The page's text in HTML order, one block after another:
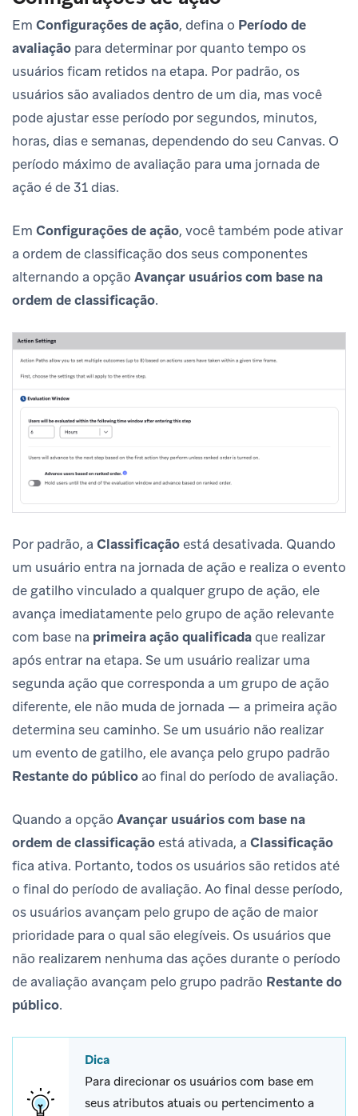
Em Configurações de ação, defina o Período de
avaliação para determinar por quanto tempo os
usuários ficam retidos na etapa. Por padrão, os
usuários são avaliados dentro de um dia, mas você
pode ajustar esse período por segundos, minutos,
horas, dias e semanas, dependendo do seu Canvas. O
período máximo de avaliação para uma jornada de
ação é de 31 dias.
Em Configurações de ação, você também pode ativar
a ordem de classificação dos seus componentes
alternando a opção Avançar usuários com base na
ordem de classificação.
Por padrão, a Classificaçãoestá desativada. Quando
um usuário entra na jornada de ação e realiza o evento
de gatilho vinculado a qualquer grupo de ação, ele
avança imediatamente pelo grupo de ação relevante
com base na primeira ação qualificadaque realizar
após entrar na etapa. Se um usuário realizar uma
segunda ação que corresponda a um grupo de ação
diferente, ele não muda de jornada — a primeira ação
determina seu caminho. Se um usuário não realizar
um evento de gatilho, ele avança pelo grupo padrão
Restante do público ao final do período de avaliação.
Quando a opção Avançar usuários com base na
ordem de classificaçãoestá ativada, a Classificação
fica ativa. Portanto, todos os usuários são retidos até
o final do período de avaliação. Ao final desse período,
os usuários avançam pelo grupo de ação de maior
prioridade para o qual são elegíveis. Os usuários que
não realizarem nenhuma das ações durante o período
de avaliação avançam pelo grupo padrão Restante do
público.
Dica
Para direcionar os usuários com base em
seus atributos atuais ou pertencimento a